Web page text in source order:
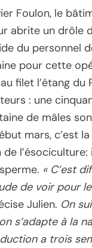
Foulon, le
abrite un drôle
du personnel
pour cette
filet l’étang du
: une
de mâles
mars, c’est
de
« C’est
de voir pour
Julien. On
s’adapte à la
a trois